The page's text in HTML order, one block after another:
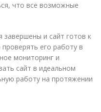
что все возможные
завершены и сайт готов к
проверять его работу в
мониторинг и
сайт в идеальном
работу на протяжении